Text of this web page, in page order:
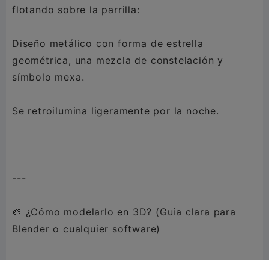
flotando sobre la parrilla:
Diseño metálico con forma de estrella
geométrica, una mezcla de constelación y
símbolo mexa.
Se retroilumina ligeramente por la noche.
---
🎨 ¿Cómo modelarlo en 3D? (Guía clara para
Blender o cualquier software)